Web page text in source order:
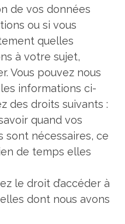
de vos données
ou si vous
quelles
à votre sujet,
Vous pouvez nous
informations ci-
des droits suivants :
quand vos
sont nécessaires, ce
de temps elles
le droit d’accéder à
dont nous avons